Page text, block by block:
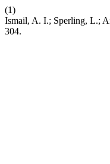
(1)
Ismail, A. I.; Sperling, L.;
304.